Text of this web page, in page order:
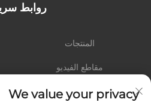
روابط
المنتجات
مقاطع الفيديو
اتصل بنا
We value your privacy